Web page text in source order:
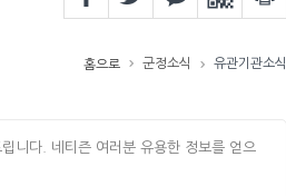
홈으로 군정소식 유관기관소식
니다. 네티즌 여러분 유용한 정보를 얻으